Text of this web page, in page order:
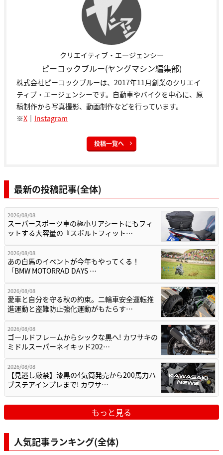
クリエイティブ・エージェンシー
ピーコックブルー(ヤングマシン編集部)
株式会社ピーコックブルーは、2017年11月創業のクリエイ
ティブ・エージェンシーです。自動車やバイクを中心に、原
稿制作から写真撮影、動画制作などを行っています。
※X ｜ Instagram
投稿一覧へ
最新の投稿記事(全体)
2026/08/08
スーパースポーツ車の極小リアシートにもフィ
ットする大容量の『スポルトフィット…
2026/08/08
あの白馬のイベントが今年もやってくる！
「BMW MOTORRAD DAYS …
2026/08/08
愛車と自分を守る秋の約束。二輪車安全運転推
進運動と盗難防止強化運動がもたらす…
2026/08/08
ゴールドフレームからシックな黒へ! カワサキの
ミドルスーパーネイキッド202…
2026/08/08
【見逃し厳禁】漆黒の4気筒発売から200馬力ハ
ブステアインプレまで! カワサ…
もっと見る
人気記事ランキング(全体)